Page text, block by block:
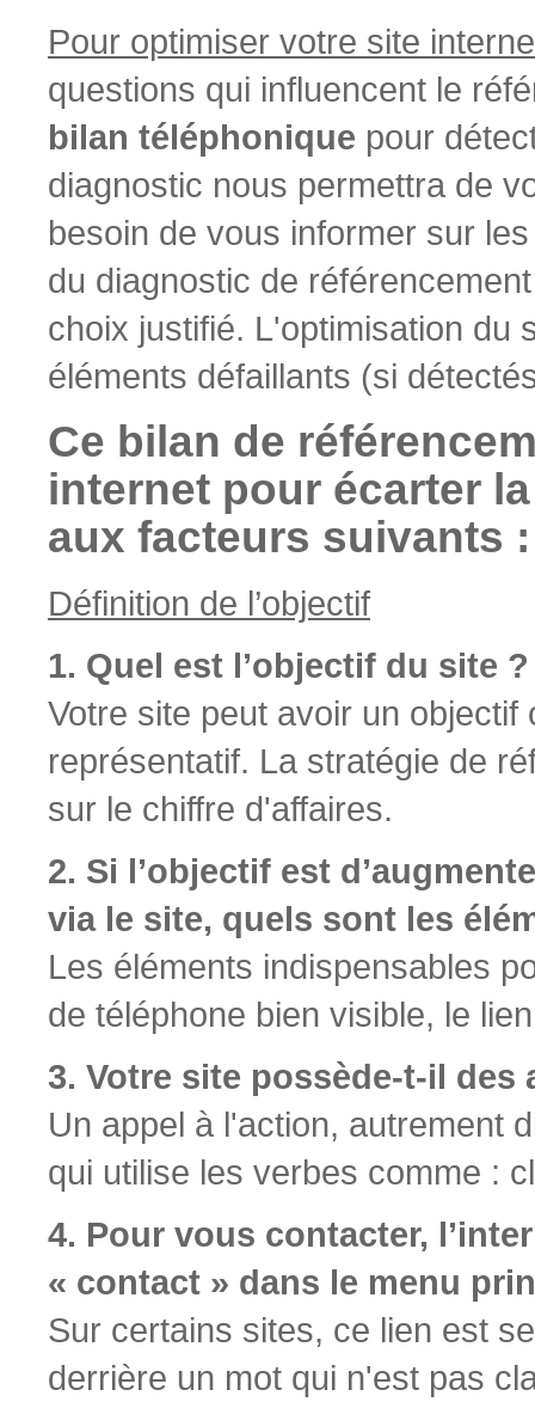
Pour optimiser votre site
questions qui influencent le
bilan téléphonique pour
diagnostic nous permettra de
besoin de vous informer sur
du diagnostic de
choix justifié. L'optimisation du
éléments défaillants (si
Ce bilan de
internet pour écarter
aux facteurs suivants :
Définition de l’objectif
1. Quel est l’objectif du site
Votre site peut avoir un
représentatif. La stratégie de
sur le chiffre d'affaires.
2. Si l’objectif est
via le site, quels sont les
Les éléments indispensables
de téléphone bien visible, le
3. Votre site possède-t-il des
Un appel à l'action, autrement
qui utilise les verbes comme :
4. Pour vous contacter,
« contact » dans le menu
Sur certains sites, ce lien est
derrière un mot qui n'est pas